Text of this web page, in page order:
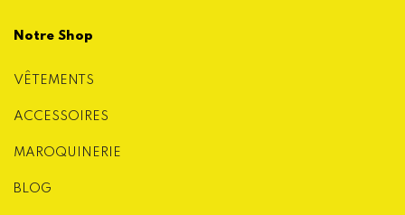
Notre Shop
VÊTEMENTS
ACCESSOIRES
MAROQUINERIE
BLOG